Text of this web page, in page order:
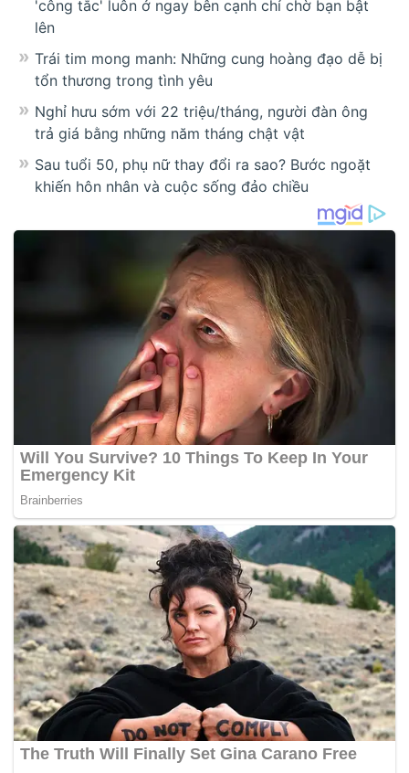
'công tắc' luôn ở ngay bên cạnh chỉ chờ bạn bật
lên
Trái tim mong manh: Những cung hoàng đạo dễ bị
tổn thương trong tình yêu
Nghỉ hưu sớm với 22 triệu/tháng, người đàn ông
trả giá bằng những năm tháng chật vật
Sau tuổi 50, phụ nữ thay đổi ra sao? Bước ngoặt
khiến hôn nhân và cuộc sống đảo chiều